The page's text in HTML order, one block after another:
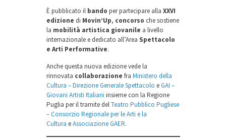
È pubblicato il bando per partecipare alla XXVI
edizione di Movin’Up, concorso che sostiene
la mobilità artistica giovanile a livello
internazionale e dedicato all’Area Spettacolo
e Arti Performative.
Anche questa nuova edizione vede la
rinnovata collaborazione fra Ministero della
Cultura – Direzione Generale Spettacolo eGAI –
Giovani Artisti Italiani insieme con la Regione
Puglia per il tramite delTeatro Pubblico Pugliese
– Consorzio Regionale per le Arti e la
Cultura eAssociazione GAER.